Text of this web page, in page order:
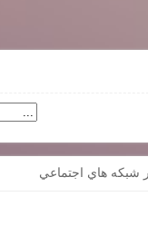
شبكه هاي اجتماعي